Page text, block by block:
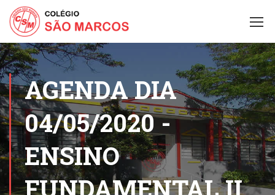
AGENDA DIA
04/05/2020 -
ENSINO